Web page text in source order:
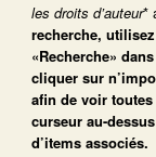
les droits d’auteur*
recherche,
«Recherche»
cliquer sur
afin de voir
curseur au-
d’items associés.